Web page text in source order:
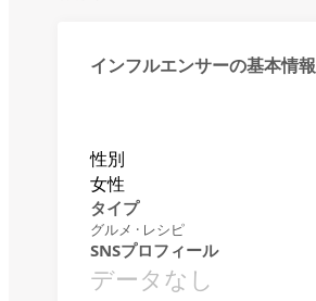
インフルエンサーの基本情報
性別
女性
タイプ
グルメ · レシピ
SNSプロフィール
データなし